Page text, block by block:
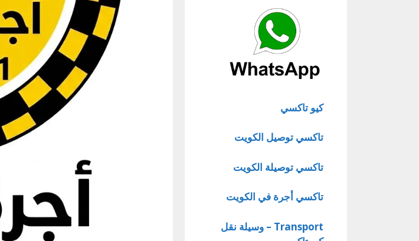
كيو تاكسي
تاكسي توصيل الكويت
تاكسي توصيلة الكويت
تاكسي أجرة في الكويت
Transport – وسيلة نقل